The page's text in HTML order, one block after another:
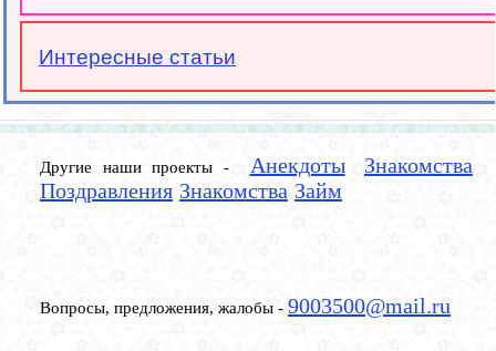
Интересные статьи
Другие наши проекты - Анекдоты
Знакомства
Поздравления Знакомства Займ
Вопросы, предложения, жалобы - 9003500@mail.ru